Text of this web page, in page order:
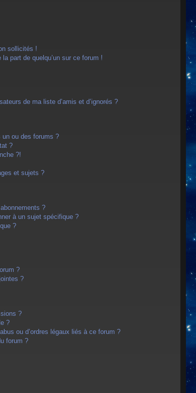
sollicités !
part de quelqu’un sur ce forum !
de ma liste d’amis et d’ignorés ?
un ou des forums ?
?
?!
et sujets ?
?
à un sujet spécifique ?
?
?
?
?
?
ou d’ordres légaux liés à ce forum ?
forum ?